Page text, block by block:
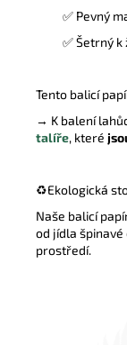
✅ Pevný
✅ Šetrný
Tento balicí
→ K balení
talíře, které
♻️Ekologická
Naše balicí
od jídla
prostředí.